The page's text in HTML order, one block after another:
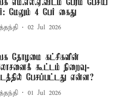
எம்.எல்.ஏ.விடம் பேரம் பேசிய
மேலும் 4 பேர் கைது
02 Jul 2026
தோழமை கட்சிகளின்
கூட்டம் நிறைவு-
பேசப்பட்டது என்ன?
01 Jul 2026